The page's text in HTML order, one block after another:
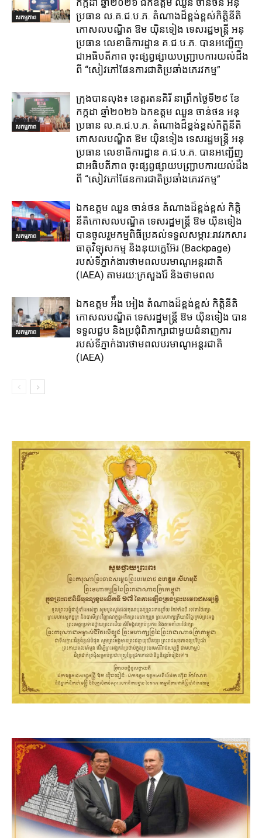
សកម្មភាព
ប្រធាន ល.គ.ជ.ប.ភ. តំណាង​ដ៏ខ្ពង់ខ្ពស់​កិត្តិនីតិ
កោសលបណ្ឌិត​ ឱម​ យ៉ិនទៀង​ ទេសរដ្ឋមន្រ្តី​ អនុ
ប្រធាន​ លេខាធិការ​ដ្ឋាន​ គ.ជ.ប.ភ​. បានអញ្ជើញ
ជាអធិបតីភាព​ ចុះផ្សព្វផ្សាយ​បញ្ជ្រាប​ការ​យល់​ដឹង​
ពី​ “សៀវភៅផែនការជាតិប្រឆាំងភេរវកម្ម”
សកម្មភាព
ក្រុង​បាន​លុង​៖ ខេត្ត​រតនគិរី​ នាព្រឹកថ្ងៃទី២៩ ខែ
កក្កដា ឆ្នាំ២០២៦ ឯកឧត្តម​ ឈួន ចាន់ថន អនុ
ប្រធាន ល.គ.ជ.ប.ភ. តំណាង​ដ៏ខ្ពង់ខ្ពស់​កិត្តិនីតិ
កោសលបណ្ឌិត​ ឱម​ យ៉ិនទៀង​ ទេសរដ្ឋមន្រ្តី​ អនុ
ប្រធាន​ លេខាធិការ​ដ្ឋាន​ គ.ជ.ប.ភ​. បានអញ្ជើញ
ជាអធិបតីភាព​ ចុះផ្សព្វផ្សាយ​បញ្ជ្រាប​ការ​យល់​ដឹង​
ពី​ “សៀវភៅផែនការជាតិប្រឆាំងភេរវកម្ម”
សកម្មភាព
ឯកឧត្តម ឈួន​ ចាន់ថន​ តំណាងដ៏ខ្ពង់ខ្ពស់ កិត្តិ
នីតិកោសលបណ្ឌិត ទេសរដ្ឋមន្ត្រី ឱម យ៉ិនទៀង
បានចូលរួមកម្មពិធីប្រគល់ទទួលសម្ភារ:​រាវរកសារ
ធាតុវិទ្យុសកម្ម​ និង​នុយក្លេអ៊ែរ​ (Backpage)
របស់ទីភ្នាក់ងារថាមពលបរមាណូអន្តរជាតិ
(IAEA) តាមរយ:ក្រសួងរ៉ែ និងថាមពល​
សកម្មភាព
ឯកឧត្តម អ៉ឹង អៀង តំណាងដ៏ខ្ពង់ខ្ពស់ កិត្តិនីតិ
កោសលបណ្ឌិត ទេសរដ្ឋមន្ត្រី ឱម យ៉ិនទៀង បាន
ទទួលជួប និងប្រជុំពិភាក្សាជាមួយជំនាញការ
របស់ទីភ្នាក់ងារថាមពលបរមាណូអន្តរជាតិ
(IAEA)